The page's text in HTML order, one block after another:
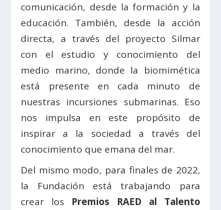
comunicación, desde la formación y la
educación. También, desde la acción
directa, a través del proyecto Silmar
con el estudio y conocimiento del
medio marino, donde la biomimética
está presente en cada minuto de
nuestras incursiones submarinas. Eso
nos impulsa en este propósito de
inspirar a la sociedad a través del
conocimiento que emana del mar.
Del mismo modo, para finales de 2022,
la Fundación está trabajando para
crear los Premios RAED al Talento